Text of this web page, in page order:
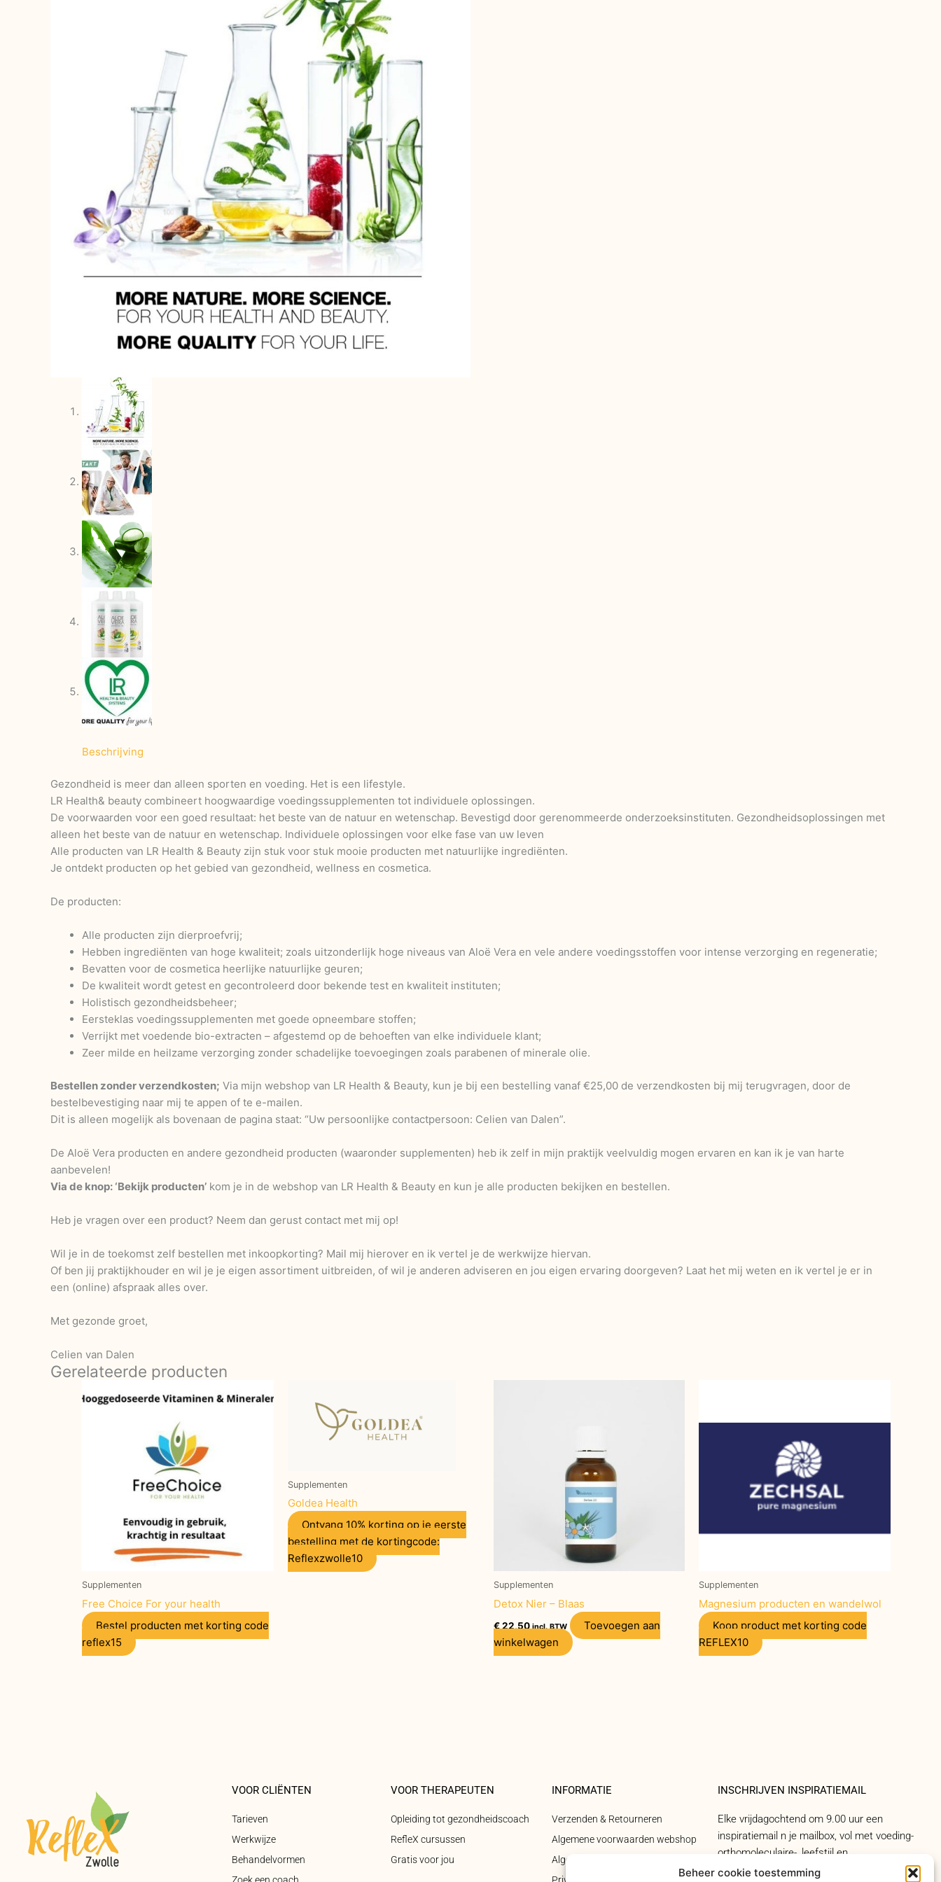
Beheer cookie toestemming
Beschrijving
Gezondheid is meer dan alleen sporten en voeding. Het is een lifestyle.
LR Health& beauty combineert hoogwaardige voedingssupplementen tot individuele oplossingen.
De voorwaarden voor een goed resultaat: het beste van de natuur en wetenschap. Bevestigd door gerenommeerde onderzoeksinstituten. Gezondheidsoplossingen met
alleen het beste van de natuur en wetenschap. Individuele oplossingen voor elke fase van uw leven
Alle producten van LR Health & Beauty zijn stuk voor stuk mooie producten met natuurlijke ingrediënten.
Je ontdekt producten op het gebied van gezondheid, wellness en cosmetica.
De producten:
Alle producten zijn dierproefvrij;
Hebben ingrediënten van hoge kwaliteit; zoals uitzonderlijk hoge niveaus van Aloë Vera en vele andere voedingsstoffen voor intense verzorging en regeneratie;
Bevatten voor de cosmetica heerlijke natuurlijke geuren;
De kwaliteit wordt getest en gecontroleerd door bekende test en kwaliteit instituten;
Holistisch gezondheidsbeheer;
Eersteklas voedingssupplementen met goede opneembare stoffen;
Verrijkt met voedende bio-extracten – afgestemd op de behoeften van elke individuele klant;
Zeer milde en heilzame verzorging zonder schadelijke toevoegingen zoals parabenen of minerale olie.
Bestellen zonder verzendkosten; Via mijn webshop van LR Health & Beauty, kun je bij een bestelling vanaf €25,00 de verzendkosten bij mij terugvragen, door de
bestelbevestiging naar mij te appen of te e-mailen.
Dit is alleen mogelijk als bovenaan de pagina staat: “Uw persoonlijke contactpersoon: Celien van Dalen”.
De Aloë Vera producten en andere gezondheid producten (waaronder supplementen) heb ik zelf in mijn praktijk veelvuldig mogen ervaren en kan ik je van harte
aanbevelen!
Via de knop: ‘Bekijk producten’ kom je in de webshop van LR Health & Beauty en kun je alle producten bekijken en bestellen.
Heb je vragen over een product? Neem dan gerust contact met mij op!
Wil je in de toekomst zelf bestellen met inkoopkorting? Mail mij hierover en ik vertel je de werkwijze hiervan.
Of ben jij praktijkhouder en wil je je eigen assortiment uitbreiden, of wil je anderen adviseren en jou eigen ervaring doorgeven? Laat het mij weten en ik vertel je er in
een (online) afspraak alles over.
Met gezonde groet,
Celien van Dalen
Gerelateerde producten
Supplementen
Free Choice For your health
Bestel producten met korting code
reflex15
Supplementen
Goldea Health
Ontvang 10% korting op je eerste
bestelling met de kortingcode:
Reflexzwolle10
Supplementen
Detox Nier – Blaas
€22,50 incl. BTW
Toevoegen aan
winkelwagen
Supplementen
Magnesium producten en wandelwol
Koop product met korting code
REFLEX10
VOOR CLIËNTEN
Tarieven
Werkwijze
Behandelvormen
VOOR THERAPEUTEN
Opleiding tot gezondheidscoach
RefleX cursussen
Gratis voor jou
INFORMATIE
Verzenden & Retourneren
Algemene voorwaarden webshop
Algemene voorwaarden cursussen
INSCHRIJVEN INSPIRATIEMAIL
Elke vrijdagochtend om 9.00 uur een
inspiratiemail n je mailbox, vol met voeding-
orthomoleculaire-, leefstijl en
natuurgeneeskundige tips. Steeds een ander